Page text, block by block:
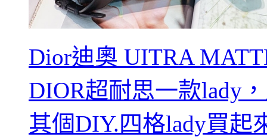
Dior迪奧 UITRA
DIOR超耐思一款lady
其個DIY.四格lady買起